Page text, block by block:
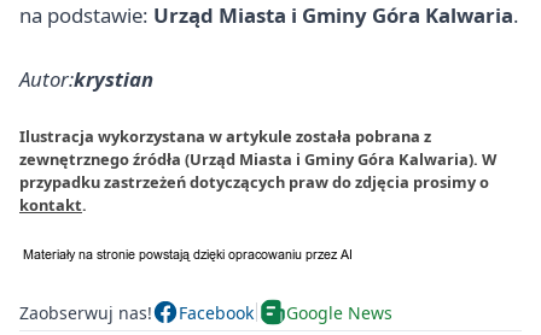
na podstawie: Urząd Miasta i Gminy Góra Kalwaria.
Autor:krystian
Ilustracja wykorzystana w artykule została pobrana z
zewnętrznego źródła (Urząd Miasta i Gminy Góra Kalwaria). W
przypadku zastrzeżeń dotyczących praw do zdjęcia prosimy o
kontakt.
Zaobserwuj nas! Facebook Google News